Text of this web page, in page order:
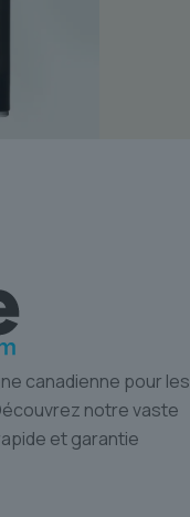
canadienne pour les
notre vaste
et garantie